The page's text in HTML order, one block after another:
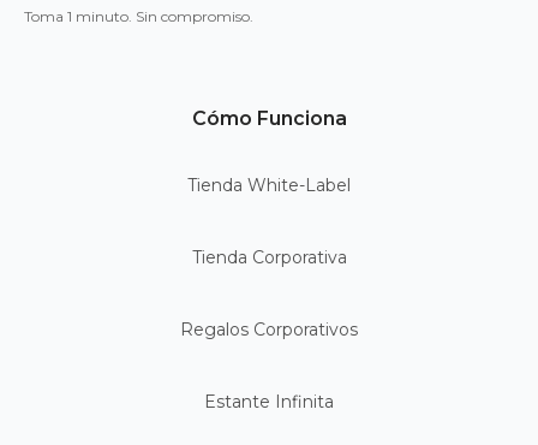
Toma 1 minuto. Sin compromiso.
Cómo Funciona
Tienda White-Label
Tienda Corporativa
Regalos Corporativos
Estante Infinita